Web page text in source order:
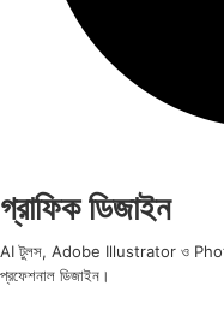
গ্রাফিক ডিজাইন
AI টুলস, Adobe Illustrator ও
প্রফেশনাল ডিজাইন।